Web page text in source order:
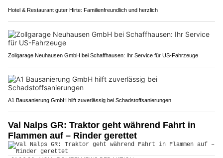
Val Nalps GR: Traktor geht während Fahrt in
Flammen auf – Rinder gerettet